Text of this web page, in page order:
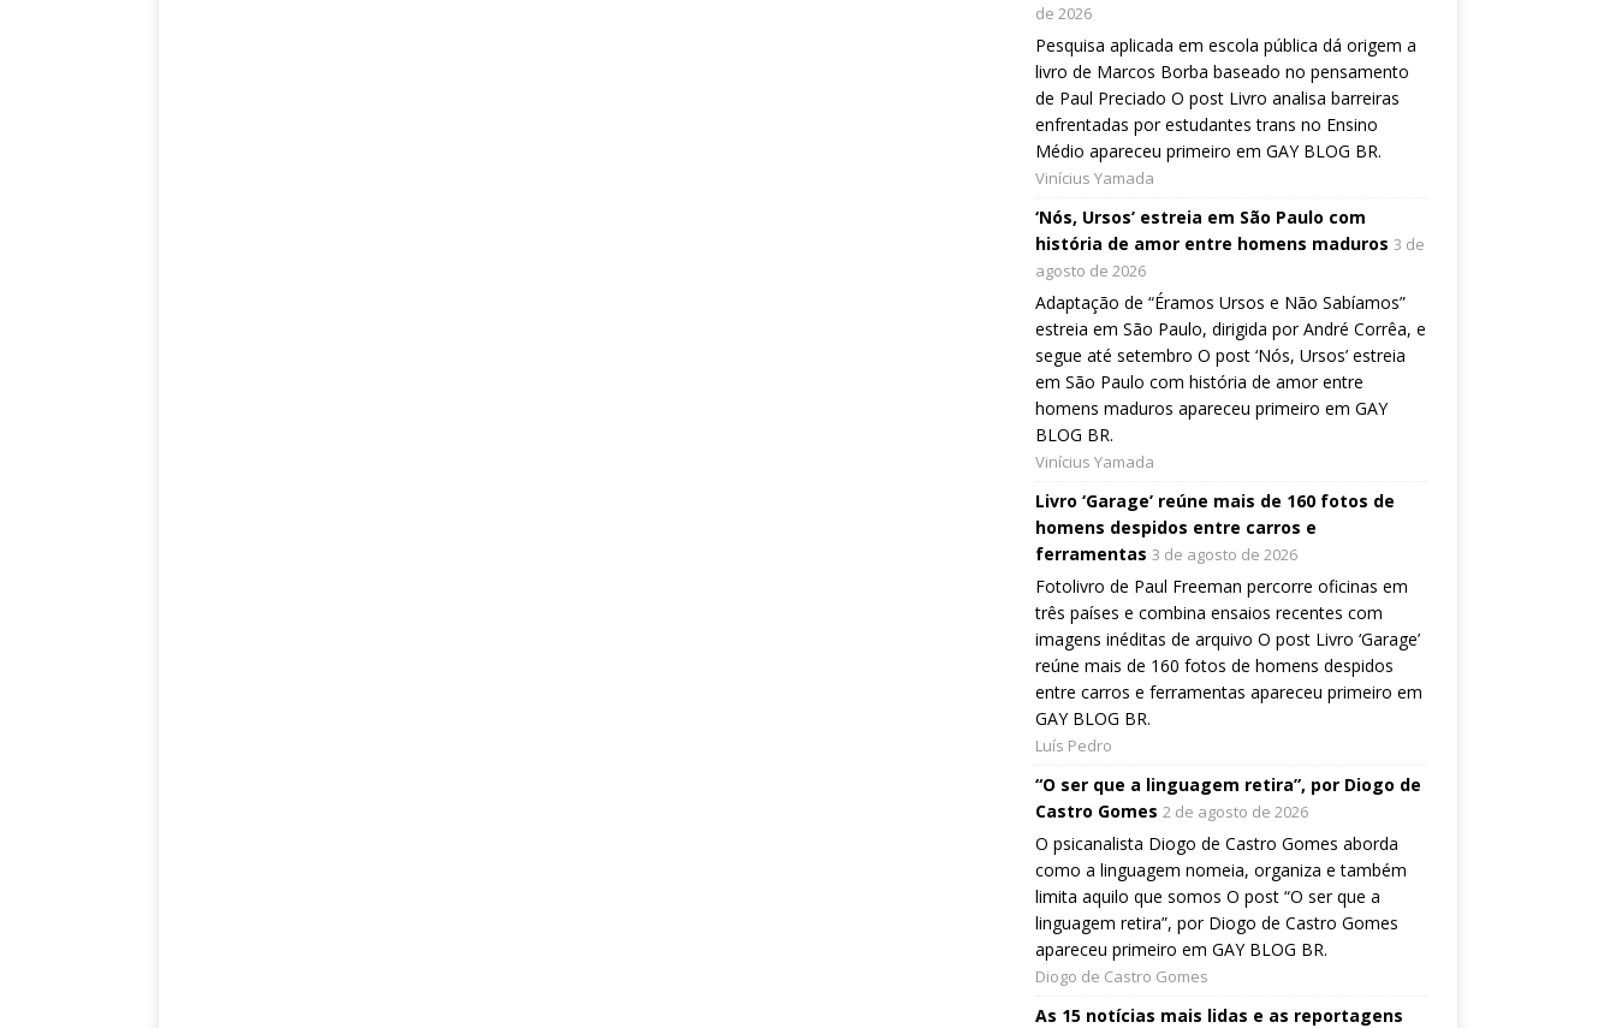
de 2026
Pesquisa aplicada em escola pública dá origem a
livro de Marcos Borba baseado no pensamento
de Paul Preciado O post Livro analisa barreiras
enfrentadas por estudantes trans no Ensino
Médio apareceu primeiro em GAY BLOG BR.
Vinícius Yamada
‘Nós, Ursos’ estreia em São Paulo com
história de amor entre homens maduros 3 de
agosto de 2026
Adaptação de “Éramos Ursos e Não Sabíamos”
estreia em São Paulo, dirigida por André Corrêa, e
segue até setembro O post ‘Nós, Ursos’ estreia
em São Paulo com história de amor entre
homens maduros apareceu primeiro em GAY
BLOG BR.
Vinícius Yamada
Livro ‘Garage’ reúne mais de 160 fotos de
homens despidos entre carros e
ferramentas 3 de agosto de 2026
Fotolivro de Paul Freeman percorre oficinas em
três países e combina ensaios recentes com
imagens inéditas de arquivo O post Livro ‘Garage’
reúne mais de 160 fotos de homens despidos
entre carros e ferramentas apareceu primeiro em
GAY BLOG BR.
Luís Pedro
“O ser que a linguagem retira”, por Diogo de
Castro Gomes 2 de agosto de 2026
O psicanalista Diogo de Castro Gomes aborda
como a linguagem nomeia, organiza e também
limita aquilo que somos O post “O ser que a
linguagem retira”, por Diogo de Castro Gomes
apareceu primeiro em GAY BLOG BR.
Diogo de Castro Gomes
As 15 notícias mais lidas e as reportagens